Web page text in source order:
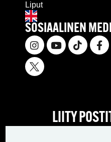
Liput
SOSIAALINEN
LIITY